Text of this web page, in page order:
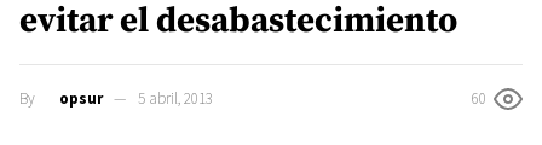
evitar el desabastecimiento
By opsur 5 abril, 2013 60